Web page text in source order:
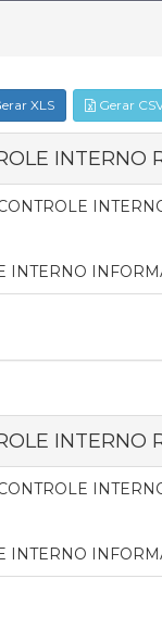
XLS Gerar
INTERNO
INTERNO
INTERNO
INTERNO